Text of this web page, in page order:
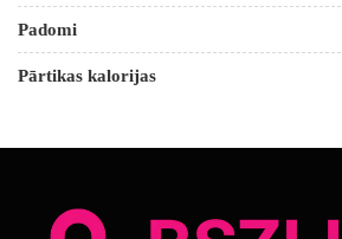
Padomi
Pārtikas kalorijas